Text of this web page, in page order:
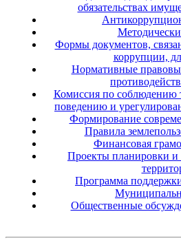
обязательствах
Формы документов,
коррупции,
Нормативные
Комиссия по соблюдению
поведению и
Формирование
Правила
Финансовая
Проекты планировки и
Программа
Общественные